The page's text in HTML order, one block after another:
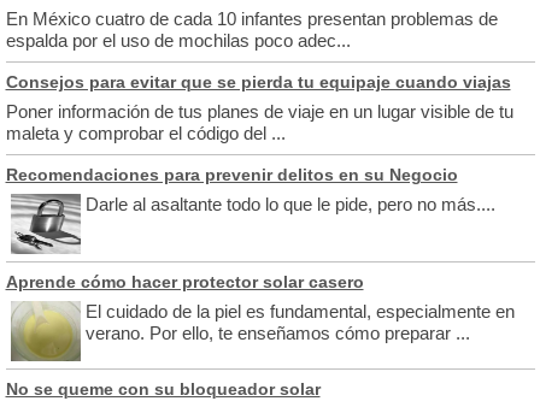
En México cuatro de cada 10 infantes presentan problemas de
espalda por el uso de mochilas poco adec...
Consejos para evitar que se pierda tu equipaje cuando viajas
Poner información de tus planes de viaje en un lugar visible de tu
maleta y comprobar el código del ...
Recomendaciones para prevenir delitos en su Negocio
Darle al asaltante todo lo que le pide, pero no más....
Aprende cómo hacer protector solar casero
El cuidado de la piel es fundamental, especialmente en
verano. Por ello, te enseñamos cómo preparar ...
No se queme con su bloqueador solar